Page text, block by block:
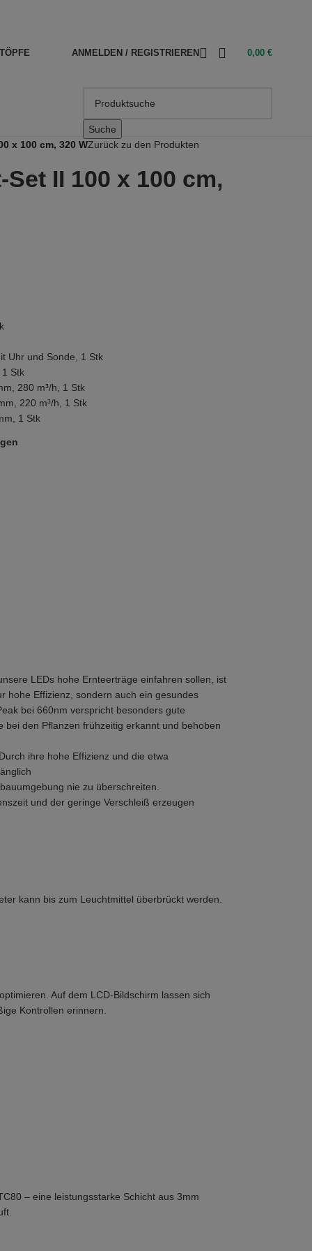
TÖPFE ANMELDEN / REGISTRIEREN 0,00 €
Suche
x 100 cm, 320 WZurück zu den Produkten
II 100 x 100 cm,
Uhr und Sonde, 1 Stk
Stk
280 m³/h, 1 Stk
220 m³/h, 1 Stk
1 Stk
LEDs hohe Ernteerträge einfahren sollen, ist
hohe Effizienz, sondern auch ein gesundes
bei 660nm verspricht besonders gute
den Pflanzen frühzeitig erkannt und behoben
ihre hohe Effizienz und die etwa
nie zu überschreiten.
und der geringe Verschleiß erzeugen
kann bis zum Leuchtmittel überbrückt werden.
Auf dem LCD-Bildschirm lassen sich
Kontrollen erinnern.
– eine leistungsstarke Schicht aus 3mm